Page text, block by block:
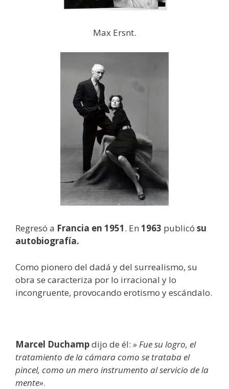
Max Ersnt.
Regresó a Francia en 1951. En 1963 publicó su
autobiografía.
Como pionero del dadá y del surrealismo, su
obra se caracteriza por lo irracional y lo
incongruente, provocando erotismo y escándalo.
Marcel Duchampdijo de él: » Fue su logro, el
tratamiento de la cámara como se trataba el
pincel, como un mero instrumento al servicio de la
mente».